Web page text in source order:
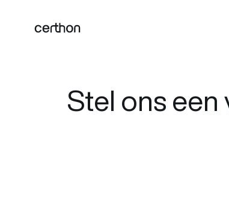
Stel ons een